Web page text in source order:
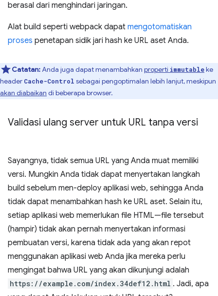
berasal dari menghindari jaringan.
Alat build seperti webpack dapat mengotomatiskan
proses penetapan sidik jari hash ke URL aset Anda.
Catatan:Anda juga dapat menambahkan properti immutableke
header Cache-Control sebagai pengoptimalan lebih lanjut, meskipun
akan diabaikan di beberapa browser.
Validasi ulang server untuk URL tanpa versi
Sayangnya, tidak semua URL yang Anda muat memiliki
versi. Mungkin Anda tidak dapat menyertakan langkah
build sebelum men-deploy aplikasi web, sehingga Anda
tidak dapat menambahkan hash ke URL aset. Selain itu,
setiap aplikasi web memerlukan file HTML—file tersebut
(hampir) tidak akan pernah menyertakan informasi
pembuatan versi, karena tidak ada yang akan repot
menggunakan aplikasi web Anda jika mereka perlu
mengingat bahwa URL yang akan dikunjungi adalah
https://example.com/index.34def12.html . Jadi, apa